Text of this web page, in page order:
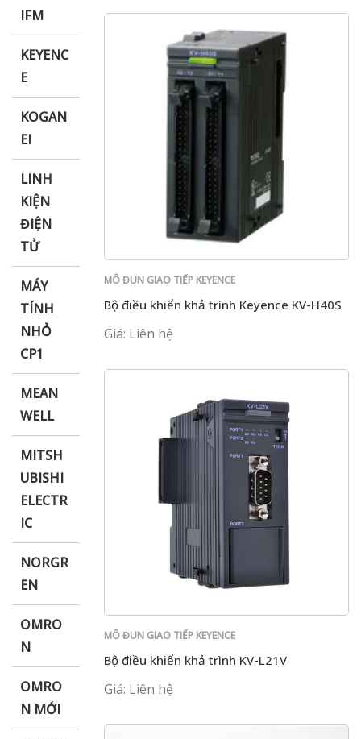
IFM
KEYENC
E
KOGAN
EI
LINH
KIỆN
ĐIỆN
TỬ
MÁY
TÍNH
NHỎ
CP1
MEAN
WELL
MITSH
UBISHI
ELECTR
IC
NORGR
EN
OMRO
N
OMRO
N MỚI
MÔ ĐUN GIAO TIẾP KEYENCE
Bộ điều khiển khả trình Keyence KV-H40S
Giá: Liên hệ
MÔ ĐUN GIAO TIẾP KEYENCE
Bộ điều khiển khả trình KV-L21V
Giá: Liên hệ